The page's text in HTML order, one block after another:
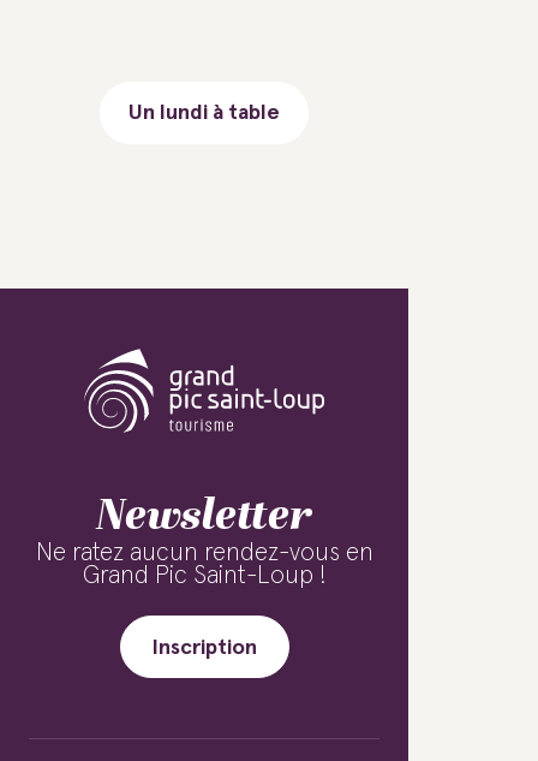
Un lundi à table
Newsletter
Ne ratez aucun rendez-vous en
Grand Pic Saint-Loup !
Inscription